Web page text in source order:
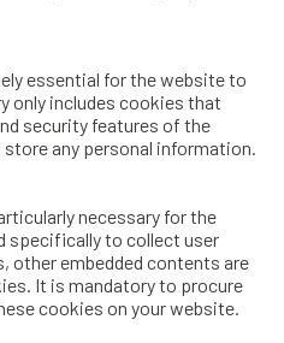
essential for the website to
only includes cookies that
security features of the
any personal information.
necessary for the
specifically to collect user
other embedded contents are
It is mandatory to procure
cookies on your website.